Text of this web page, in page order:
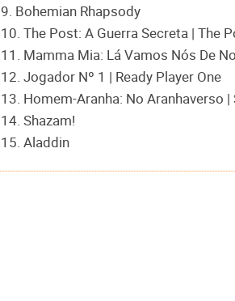
9. Bohemian Rhapsody
10. The Post: A Guerra Secreta | The
11. Mamma Mia: Lá Vamos Nós De
12. Jogador Nº 1 | Ready Player One
13. Homem-Aranha: No Aranhaverso
14. Shazam!
15. Aladdin